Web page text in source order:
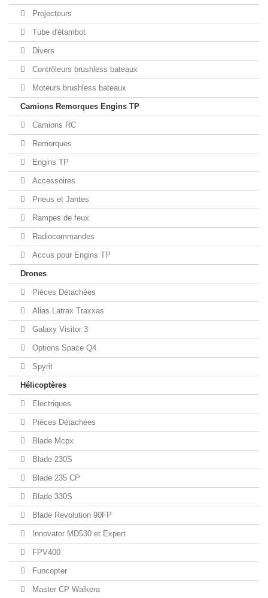
Projecteurs
Tube d'étambot
Divers
Contrôleurs brushless bateaux
Moteurs brushless bateaux
Camions Remorques Engins TP
Camions RC
Remorques
Engins TP
Accessoires
Pneus et Jantes
Rampes de feux
Radiocommandes
Accus pour Engins TP
Drones
Pièces Détachées
Alias Latrax Traxxas
Galaxy Visitor 3
Options Space Q4
Spyrit
Hélicoptères
Electriques
Pièces Détachées
Blade Mcpx
Blade 230S
Blade 235 CP
Blade 330S
Blade Revolution 90FP
Innovator MD530 et Expert
FPV400
Funcopter
Master CP Walkera